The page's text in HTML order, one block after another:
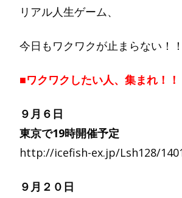
リアル人生ゲーム、
今日もワクワクが止まらない！！
■ワクワクしたい人、集まれ！！
９月６日
東京で19時開催予定
http://icefish-ex.jp/Lsh128/
９月２０日